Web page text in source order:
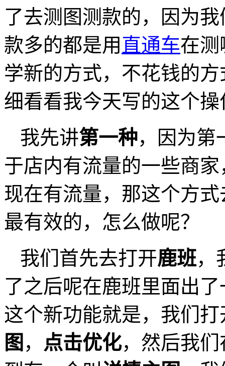
了去测图测款的，因为
款多的都是用 直通车在测
学新的方式，不花钱的
细看看我今天写的这个操
我先讲第一种，因为第
于店内有流量的一些商
现在有流量，那这个方
最有效的，怎么做呢？
我们首先去打开鹿班，
了之后呢在鹿班里面出
这个新功能就是，我们打
图 ， 点击优化，然后我